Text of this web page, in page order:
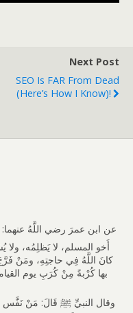
Next Post
SEO Is FAR From Dead
(Here’s How I Know)!
عن ابن عمرَ رضي اللَّهُ
أَخو المسلم، لا يَظلِمُه،
كانَ اللَّهُ فِي حاجتِهِ، ومَنْ
بها كُرْبةً مِنْ كُرَبِ يوم
وقال النبيِّ ﷺ قَالَ: مَنْ نَفَّس